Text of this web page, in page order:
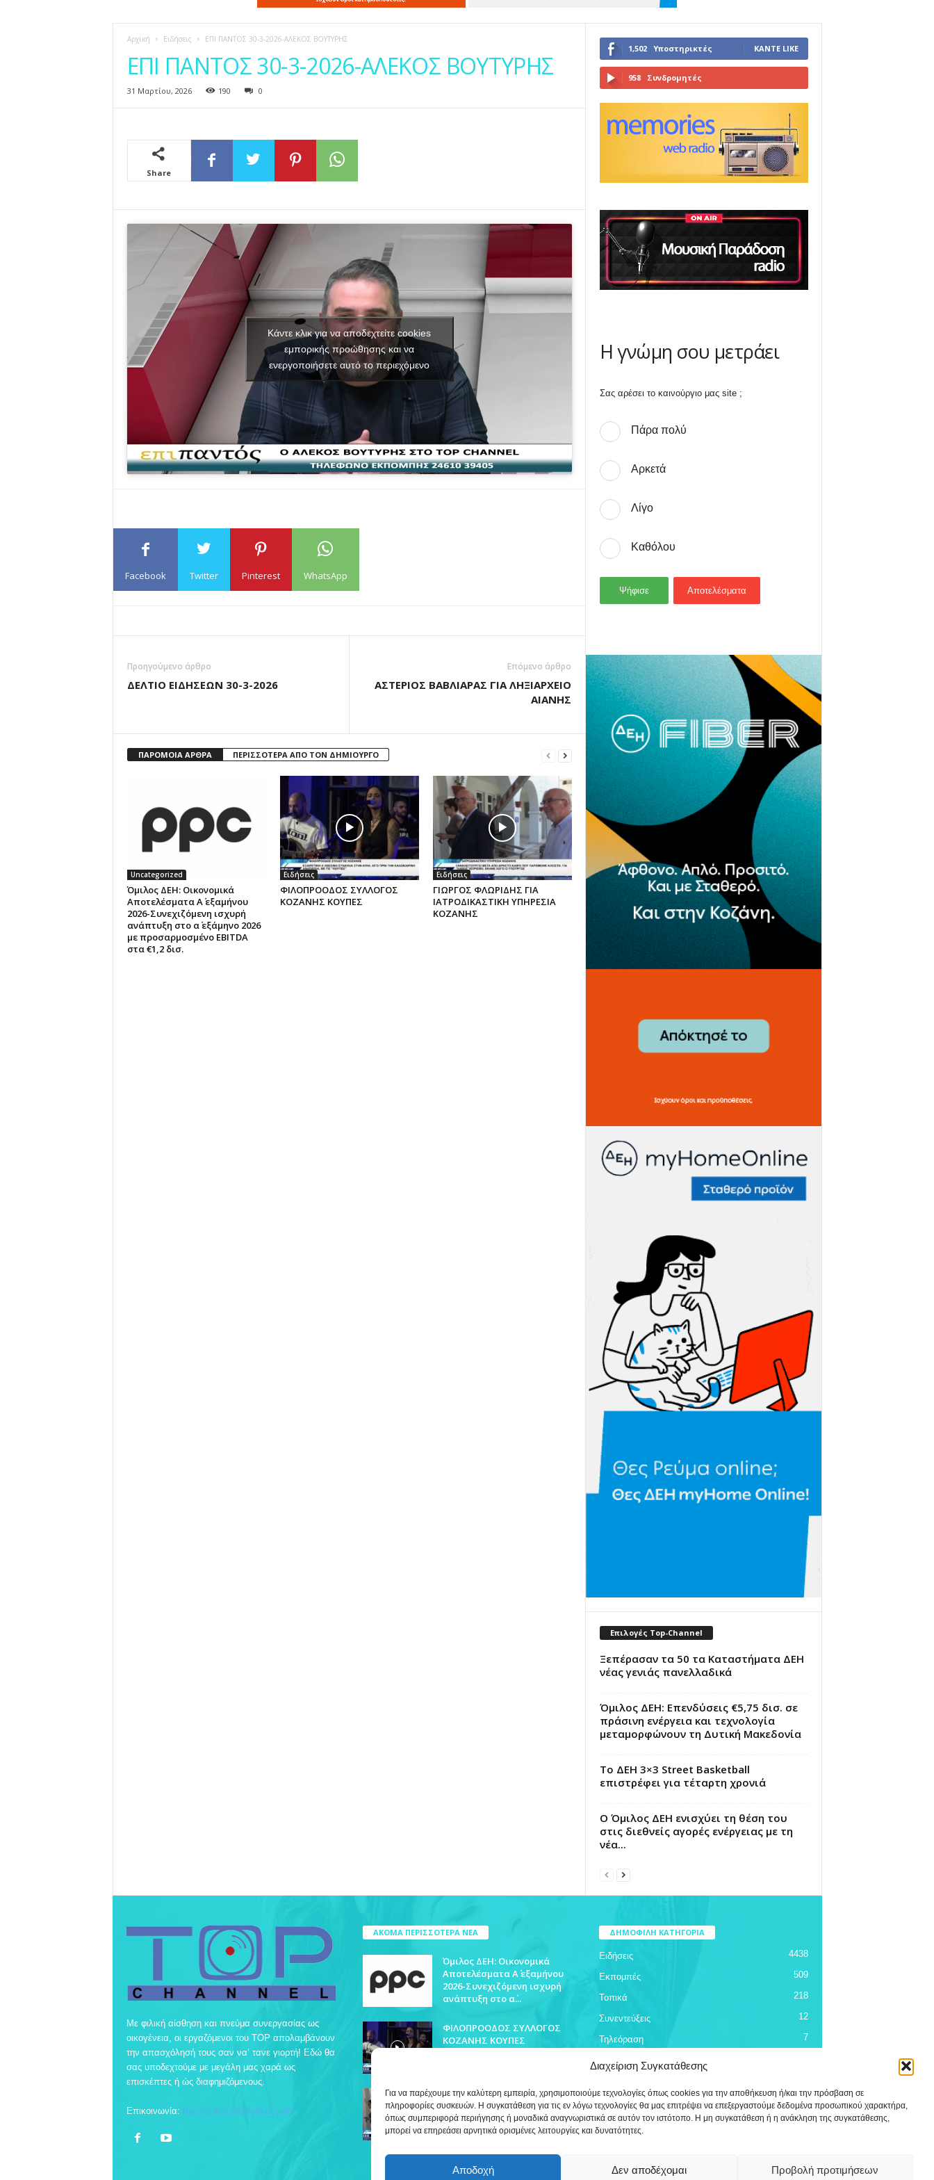
Διαχείριση Συγκατάθεσης
Για να παρέχουμε την καλύτερη εμπειρία, χρησιμοποιούμε τεχνολογίες όπως cookies για την αποθήκευση ή/και την πρόσβαση σε
πληροφορίες συσκευών. Η συγκατάθεση για τις εν λόγω τεχνολογίες θα μας επιτρέψει να επεξεργαστούμε δεδομένα προσωπικού χαρακτήρα,
όπως συμπεριφορά περιήγησης ή μοναδικά αναγνωριστικά σε αυτόν τον ιστότοπο. Η μη συγκατάθεση ή η ανάκληση της συγκατάθεσης,
μπορεί να επηρεάσει αρνητικά ορισμένες λειτουργίες και δυνατότητες.
Αποδοχή Δεν αποδέχομαι Προβολή προτιμήσεων
ς
Αρχική Ειδήσεις ΕΠΙ ΠΑΝΤΟΣ 30-3-2026-ΑΛΕΚΟΣ ΒΟΥΤΥΡΗΣ
ΕΠΙ ΠΑΝΤΟΣ 30-3-2026-ΑΛΕΚΟΣ ΒΟΥΤΥΡΗΣ
31 Μαρτίου, 2026 190 0
Share
Κάντε κλικ για να αποδεχτείτε cookies
εμπορικής προώθησης και να
ενεργοποιήσετε αυτό το περιεχόμενο
Facebook Twitter Pinterest WhatsApp
Προηγούμενο άρθρο
ΔΕΛΤΙΟ ΕΙΔΗΣΕΩΝ 30-3-2026
Επόμενο άρθρο
ΑΣΤΕΡΙΟΣ ΒΑΒΛΙΑΡΑΣ ΓΙΑ ΛΗΞΙΑΡΧΕΙΟ
ΑΙΑΝΗΣ
ΠΑΡΟΜΟΙΑ ΑΡΘΡΑ ΠΕΡΙΣΣΟΤΕΡΑ ΑΠΟ ΤΟΝ ΔΗΜΙΟΥΡΓΟ
Uncategorized
Όμιλος ΔΕΗ: Οικονομικά
Αποτελέσματα Α΄ εξαμήνου
2026-Συνεχιζόμενη ισχυρή
ανάπτυξη στο α΄ εξάμηνο 2026
με προσαρμοσμένο EBITDA
στα €1,2 δισ.
Ειδήσεις
ΦΙΛΟΠΡΟΟΔΟΣ ΣΥΛΛΟΓΟΣ
ΚΟΖΑΝΗΣ ΚΟΥΠΕΣ
Ειδήσεις
ΓΙΩΡΓΟΣ ΦΛΩΡΙΔΗΣ ΓΙΑ
ΙΑΤΡΟΔΙΚΑΣΤΙΚΗ ΥΠΗΡΕΣΙΑ
ΚΟΖΑΝΗΣ
1,502 Υποστηρικτές ΚΆΝΤΕ LIKE
958 Συνδρομητές
ΓΊΝΕΤΕ ΣΥΝΔΡΟΜΗΤΉΣ
Η γνώμη σου μετράει
Σας αρέσει το καινούργιο μας site ;
Πάρα πολύ
Αρκετά
Λίγο
Καθόλου
Ψήφισε Αποτελέσματα
- Advertisement -
Επιλογές Top-Channel
Ξεπέρασαν τα 50 τα Καταστήματα ΔΕΗ
νέας γενιάς πανελλαδικά
Όμιλος ΔΕΗ: Επενδύσεις €5,75 δισ. σε
πράσινη ενέργεια και τεχνολογία
μεταμορφώνουν τη Δυτική Μακεδονία
Το ΔΕΗ 3×3 Street Basketball
επιστρέφει για τέταρτη χρονιά
Ο Όμιλος ΔΕΗ ενισχύει τη θέση του
στις διεθνείς αγορές ενέργειας με τη
νέα...
Με φιλική αίσθηση και πνεύμα συνεργασίας ως
οικογένεια, οι εργαζόμενοι του TOP απολαμβάνουν
την απασχόλησή τους σαν να’ τανε γιορτή! Εδώ θα
σας υποδεχτούμε με μεγάλη μας χαρά ως
επισκέπτες ή ώς διαφημιζόμενους.
Επικοινωνία: topchankozani@gmail.com
ΑΚΟΜΑ ΠΕΡΙΣΣΟΤΕΡΑ ΝΕΑ
Όμιλος ΔΕΗ: Οικονομικά
Αποτελέσματα Α΄ εξαμήνου
2026-Συνεχιζόμενη ισχυρή
ανάπτυξη στο α΄...
ΦΙΛΟΠΡΟΟΔΟΣ ΣΥΛΛΟΓΟΣ
ΚΟΖΑΝΗΣ ΚΟΥΠΕΣ
ΓΙΩΡΓΟΣ ΦΛΩΡΙΔΗΣ ΓΙΑ
ΙΑΤΡΟΔΙΚΑΣΤΙΚΗ ΥΠΗΡΕΣΙΑ
ΚΟΖΑΝΗΣ
ΔΗΜΟΦΙΛΗ ΚΑΤΗΓΟΡΙΑ
Ειδήσεις 4438
Εκπομπές 509
Τοπικά 218
Συνεντεύξεις 12
Τηλεόραση 7